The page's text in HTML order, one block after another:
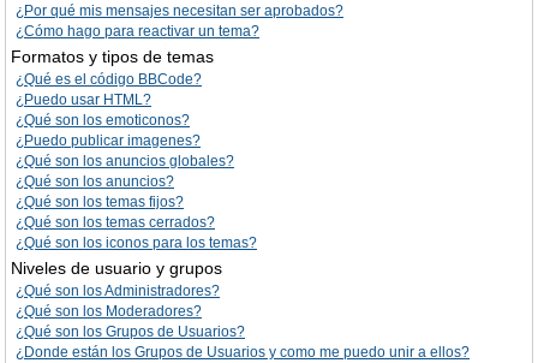
¿Por qué mis mensajes necesitan ser aprobados?
¿Cómo hago para reactivar un tema?
Formatos y tipos de temas
¿Qué es el código BBCode?
¿Puedo usar HTML?
¿Qué son los emoticonos?
¿Puedo publicar imagenes?
¿Qué son los anuncios globales?
¿Qué son los anuncios?
¿Qué son los temas fijos?
¿Qué son los temas cerrados?
¿Qué son los iconos para los temas?
Niveles de usuario y grupos
¿Qué son los Administradores?
¿Qué son los Moderadores?
¿Qué son los Grupos de Usuarios?
¿Donde están los Grupos de Usuarios y como me puedo unir a ellos?